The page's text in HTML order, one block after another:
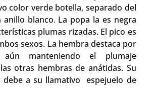
color verde botella, separado del
blanco. La popa la es negra
plumas rizadas. El pico es
sexos. La hembra destaca por
manteniendo el plumaje
otras hembras de anátidas. Su
debe a su llamativo espejuelo de